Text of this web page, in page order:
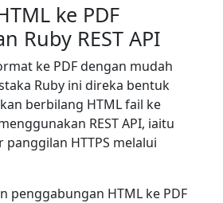
ke PDF
Ruby REST API
ke PDF dengan mudah
Ruby ini direka bentuk
berbilang HTML fail ke
REST API, iaitu
HTTPS melalui
penggabungan HTML ke PDF